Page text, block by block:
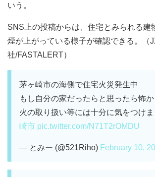
いう。
SNS上の投稿からは、住宅とみられる建
煙が上がっている様子が確認できる。（
社/FASTALERT）
茅ヶ崎市の海側で住宅火災発生中
もし自分の家だったらと思ったら怖か
火の取り扱い等には十分に気をつけま
崎市 pic.twitter.com/N71T2rOMDU
— とみー (@521Riho) February 10,